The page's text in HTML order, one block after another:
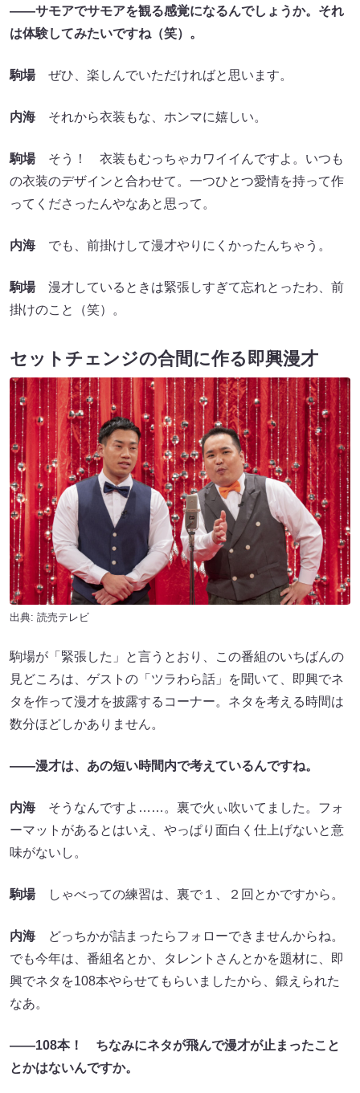
――サモアでサモアを観る感覚になるんでしょうか。それ
は体験してみたいですね（笑）。
駒場ぜひ、楽しんでいただければと思います。
内海 それから衣装もな、ホンマに嬉しい。
駒場そう！ 衣装もむっちゃカワイイんですよ。いつも
の衣装のデザインと合わせて。一つひとつ愛情を持って作
ってくださったんやなあと思って。
内海 でも、前掛けして漫才やりにくかったんちゃう。
駒場漫才しているときは緊張しすぎて忘れとったわ、前
掛けのこと（笑）。
セットチェンジの合間に作る即興漫才
出典: 読売テレビ
駒場が「緊張した」と言うとおり、この番組のいちばんの
見どころは、ゲストの「ツラわら話」を聞いて、即興でネ
タを作って漫才を披露するコーナー。ネタを考える時間は
数分ほどしかありません。
――漫才は、あの短い時間内で考えているんですね。
内海 そうなんですよ……。裏で火ぃ吹いてました。フォ
ーマットがあるとはいえ、やっぱり面白く仕上げないと意
味がないし。
駒場しゃべっての練習は、裏で１、２回とかですから。
内海 どっちかが詰まったらフォローできませんからね。
でも今年は、番組名とか、タレントさんとかを題材に、即
興でネタを108本やらせてもらいましたから、鍛えられた
なあ。
――108本！ ちなみにネタが飛んで漫才が止まったこと
とかはないんですか。